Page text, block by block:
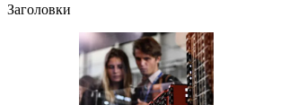
Заголовки